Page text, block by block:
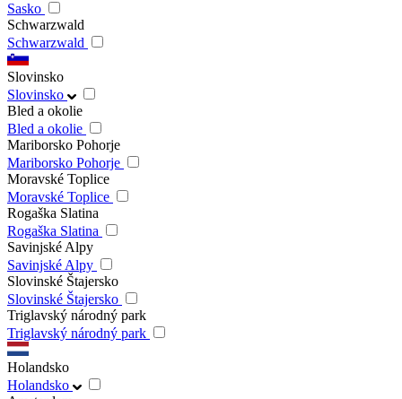
Sasko
Schwarzwald
Schwarzwald
Slovinsko
Slovinsko
Bled a okolie
Bled a okolie
Mariborsko Pohorje
Mariborsko Pohorje
Moravské Toplice
Moravské Toplice
Rogaška Slatina
Rogaška Slatina
Savinjské Alpy
Savinjské Alpy
Slovinské Štajersko
Slovinské Štajersko
Triglavský národný park
Triglavský národný park
Holandsko
Holandsko